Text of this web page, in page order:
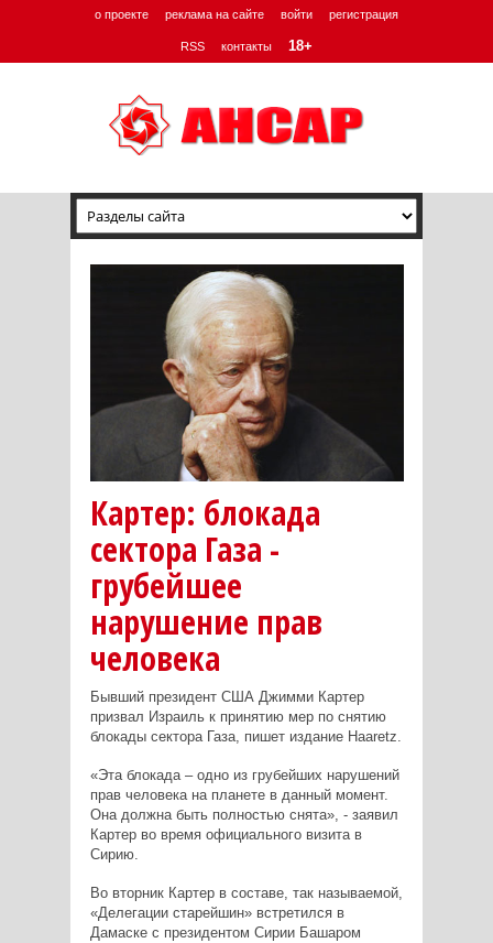
о проекте реклама на сайте войти регистрация
RSS контакты 18+
Картер: блокада
сектора Газа -
грубейшее
нарушение прав
человека
Бывший президент США Джимми Картер
призвал Израиль к принятию мер по снятию
блокады сектора Газа, пишет издание Haaretz.
«Эта блокада – одно из грубейших нарушений
прав человека на планете в данный момент.
Она должна быть полностью снята», - заявил
Картер во время официального визита в
Сирию.
Во вторник Картер в составе, так называемой,
«Делегации старейшин» встретился в
Дамаске с президентом Сирии Башаром